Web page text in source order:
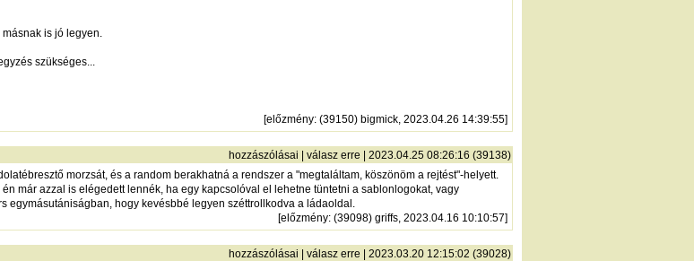
is jó legyen.
szükséges...
[előzmény: (39150) bigmick, 2023.04.26 14:39:55]
hozzászólásai | válasz erre | 2023.04.25 08:26:16 (39138)
morzsát, és a random berakhatná a rendszer a "megtaláltam, köszönöm a rejtést"-helyett.
már azzal is elégedett lennék, ha egy kapcsolóval el lehetne tüntetni a sablonlogokat, vagy
hogy kevésbbé legyen széttrollkodva a ládaoldal.
[előzmény: (39098) griffs, 2023.04.16 10:10:57]
hozzászólásai | válasz erre | 2023.03.20 12:15:02 (39028)